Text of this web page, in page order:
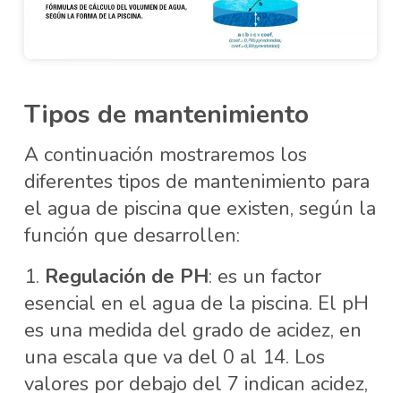
Tipos de mantenimiento
A continuación mostraremos los
diferentes tipos de mantenimiento para
el agua de piscina que existen, según la
función que desarrollen:
Regulación de PH: es un factor
esencial en el agua de la piscina. El pH
es una medida del grado de acidez, en
una escala que va del 0 al 14. Los
valores por debajo del 7 indican acidez,